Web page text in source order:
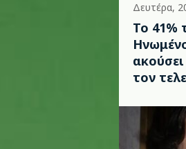
Δευτέρα,
Το
τον